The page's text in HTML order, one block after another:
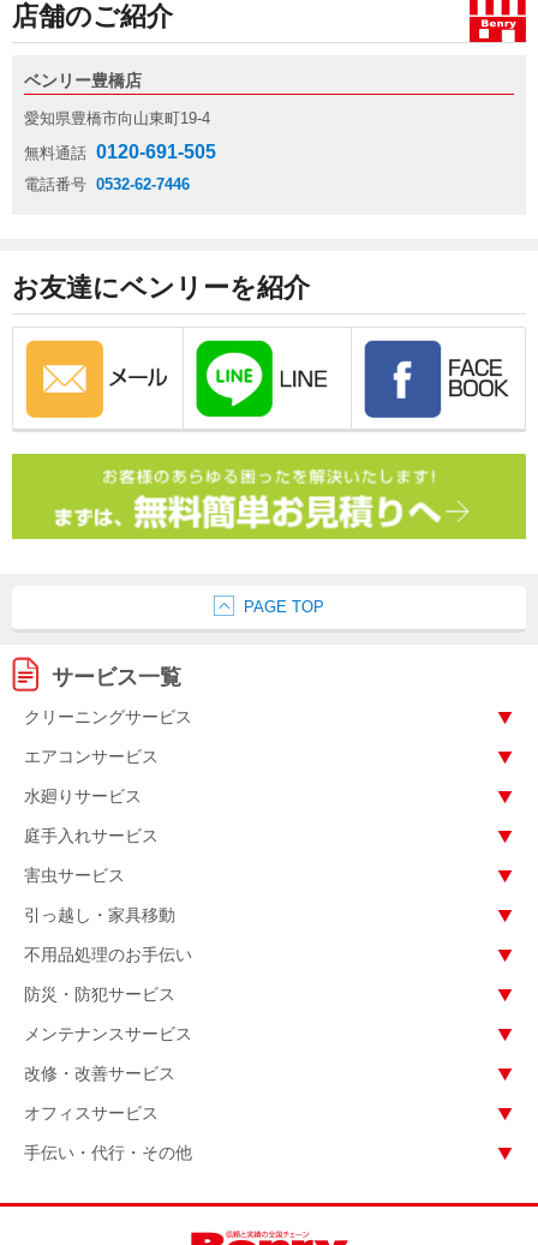
店舗のご紹介
ベンリー豊橋店
愛知県豊橋市向山東町19-4
無料通話 0120-691-505
電話番号 0532-62-7446
お友達にベンリーを紹介
PAGE TOP
サービス一覧
クリーニングサービス
エアコンサービス
水廻りサービス
庭手入れサービス
害虫サービス
引っ越し・家具移動
不用品処理のお手伝い
防災・防犯サービス
メンテナンスサービス
改修・改善サービス
オフィスサービス
手伝い・代行・その他